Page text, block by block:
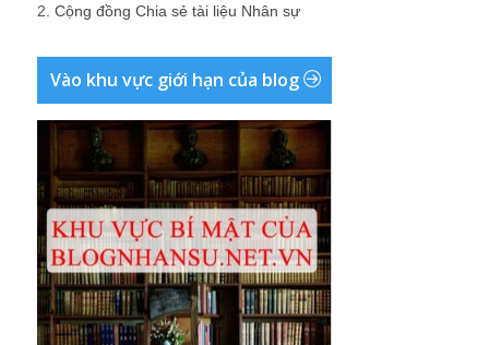
2. Cộng đồng Chia sẻ tài liệu Nhân sự
Vào khu vực giới hạn của blog